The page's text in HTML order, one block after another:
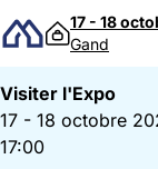
Passer au
17 - 18
Gand
Visiter l'Expo
17 - 18 octobre
17:00